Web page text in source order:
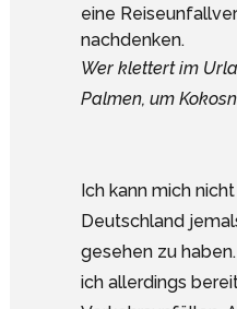
Wer klettert im
Palmen, um
Ich kann mich
Deutschland
gesehen zu
ich allerdings